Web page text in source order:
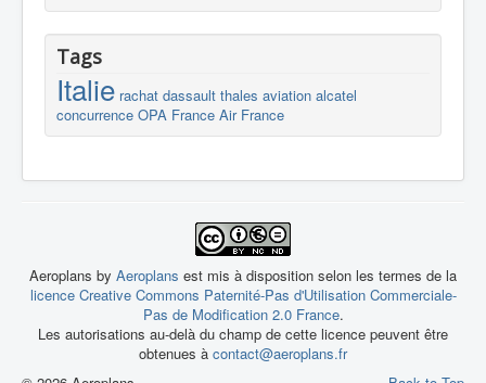
Tags
Italie rachat dassault thales aviation alcatel
concurrence OPA France Air France
Aeroplans by Aeroplans est mis à disposition selon les termes de la
licence Creative Commons Paternité-Pas d'Utilisation Commerciale-
Pas de Modification 2.0 France.
Les autorisations au-delà du champ de cette licence peuvent être
obtenues à contact@aeroplans.fr